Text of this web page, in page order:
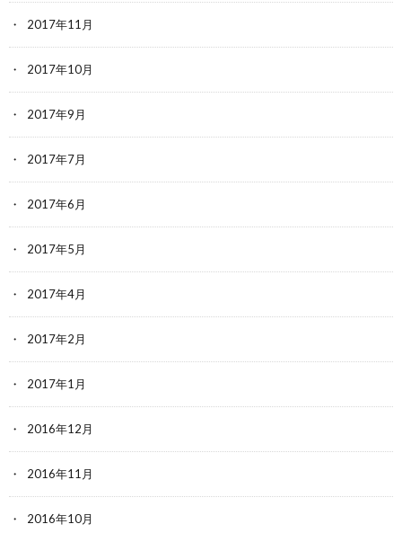
2017年11月
2017年10月
2017年9月
2017年7月
2017年6月
2017年5月
2017年4月
2017年2月
2017年1月
2016年12月
2016年11月
2016年10月